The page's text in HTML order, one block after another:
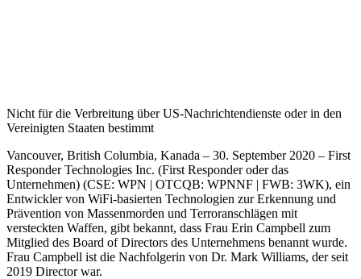
Nicht für die Verbreitung über US-Nachrichtendienste oder in den
Vereinigten Staaten bestimmt
Vancouver, British Columbia, Kanada – 30. September 2020 – First
Responder Technologies Inc. (First Responder oder das
Unternehmen) (CSE: WPN | OTCQB: WPNNF | FWB: 3WK), ein
Entwickler von WiFi-basierten Technologien zur Erkennung und
Prävention von Massenmorden und Terroranschlägen mit
versteckten Waffen, gibt bekannt, dass Frau Erin Campbell zum
Mitglied des Board of Directors des Unternehmens benannt wurde.
Frau Campbell ist die Nachfolgerin von Dr. Mark Williams, der seit
2019 Director war.